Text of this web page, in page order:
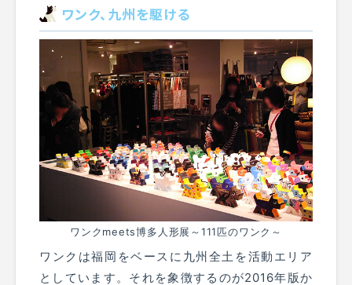
ワンク、九州を駆ける
ワンクmeets博多人形展～111匹のワンク～
ワンクは福岡をベースに九州全土を活動エリア
としています。それを象徴するのが2016年版か